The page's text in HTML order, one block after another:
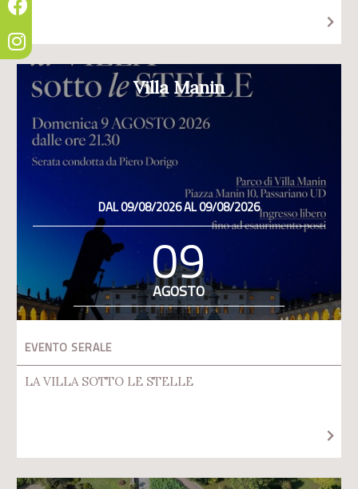
Villa Manin
DAL 09/08/2026 AL 09/08/2026
09
AGOSTO
EVENTO SERALE
LA VILLA SOTTO LE STELLE